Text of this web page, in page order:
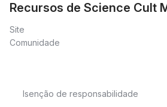
Recursos de Science Cult
Site
Comunidade
Isenção de responsabilidade